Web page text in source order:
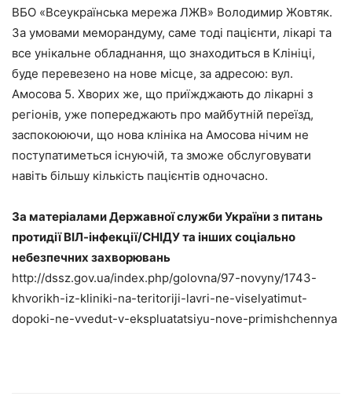
ВБО «Всеукраїнська мережа ЛЖВ» Володимир Жовтяк.
За умовами меморандуму, саме тоді пацієнти, лікарі та
все унікальне обладнання, що знаходиться в Клініці,
буде перевезено на нове місце, за адресою: вул.
Амосова 5. Хворих же, що приїжджають до лікарні з
регіонів, уже попереджають про майбутній переїзд,
заспокоюючи, що нова клініка на Амосова нічим не
поступатиметься існуючій, та зможе обслуговувати
навіть більшу кількість пацієнтів одночасно.
За матеріалами Державної служби України з питань
протидії ВІЛ-інфекції/СНІДУ та інших соціально
небезпечних захворювань
http://dssz.gov.ua/index.php/golovna/97-novyny/1743-
khvorikh-iz-kliniki-na-teritoriji-lavri-ne-viselyatimut-
dopoki-ne-vvedut-v-ekspluatatsiyu-nove-primishchennya